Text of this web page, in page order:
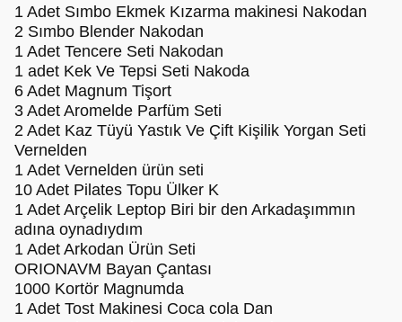
1 Adet Sımbo Ekmek Kızarma makinesi Nakodan
2 Sımbo Blender Nakodan
1 Adet Tencere Seti Nakodan
1 adet Kek Ve Tepsi Seti Nakoda
6 Adet Magnum Tişort
3 Adet Aromelde Parfüm Seti
2 Adet Kaz Tüyü Yastık Ve Çift Kişilik Yorgan Seti
Vernelden
1 Adet Vernelden ürün seti
10 Adet Pilates Topu Ülker K
1 Adet Arçelik Leptop Biri bir den Arkadaşımmın
adına oynadıydım
1 Adet Arkodan Ürün Seti
ORIONAVM Bayan Çantası
1000 Kortör Magnumda
1 Adet Tost Makinesi Coca cola Dan